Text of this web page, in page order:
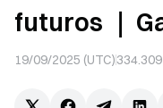
futuros ｜
19/09/2025 (UTC)334.309